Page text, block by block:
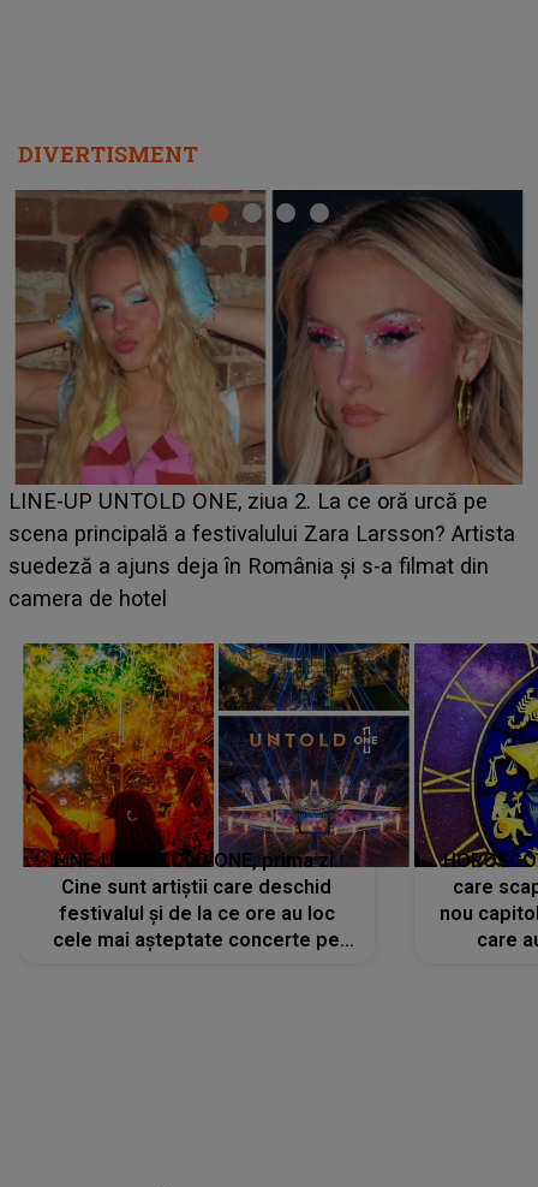
DIVERTISMENT
Ce a dezvăluit noua concurentă din "Casa Iubirii" l-a
luat prin surprindere pe Emanuel. CINE ESTE
BĂIATUL VIZAT de Alexandra?! Aflându-se în fața
faptului împlinit, A RECUNOSCUT IMEDIAT: "Am
LINE-UP UNTOLD ONE, prima zi.
Cine sunt artiștii care deschid
festivalul și de la ce ore au loc
cele mai așteptate concerte pe
care
nou
care